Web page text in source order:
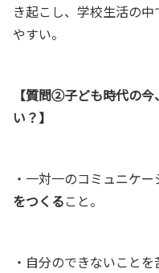
き起こし、学校生活の
やすい。
【質問②子ども時代の
い？】
・一対一のコミュニケー
をつくること。
・自分のできないことを